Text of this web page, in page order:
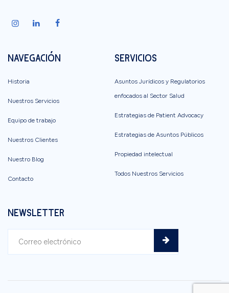
NAVEGACIÓN
Historia
Nuestros Servicios
Equipo de trabajo
Nuestros Clientes
Nuestro Blog
Contacto
SERVICIOS
Asuntos Jurídicos y Regulatorios
enfocados al Sector Salud
Estrategias de Patient Advocacy
Estrategias de Asuntos Públicos
Propiedad intelectual
Todos Nuestros Servicios
NEWSLETTER